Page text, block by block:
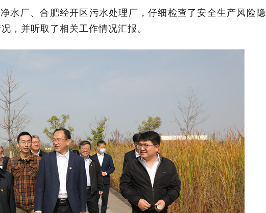
水厂、合肥经开区污水处理厂，仔细检查了安全生产风险隐
，并听取了相关工作情况汇报。